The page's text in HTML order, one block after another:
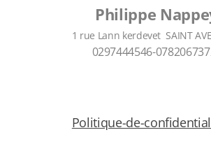
Philippe
1 rue Lann kerdevet SAINT
0297444546-
Politique-de-